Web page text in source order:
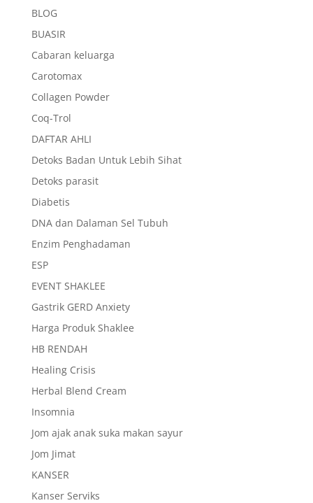
BLOG
BUASIR
Cabaran keluarga
Carotomax
Collagen Powder
Coq-Trol
DAFTAR AHLI
Detoks Badan Untuk Lebih Sihat
Detoks parasit
Diabetis
DNA dan Dalaman Sel Tubuh
Enzim Penghadaman
ESP
EVENT SHAKLEE
Gastrik GERD Anxiety
Harga Produk Shaklee
HB RENDAH
Healing Crisis
Herbal Blend Cream
Insomnia
Jom ajak anak suka makan sayur
Jom Jimat
KANSER
Kanser Serviks